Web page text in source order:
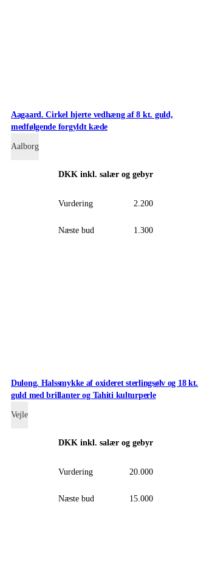
Aagaard. Cirkel hjerte vedhæng af 8 kt. guld,
medfølgende forgyldt kæde
Aalborg
DKK inkl. salær og gebyr
Vurdering 2.200
Næste bud 1.300
Dulong. Halssmykke af oxideret sterlingsølv og 18 kt.
guld med brillanter og Tahiti kulturperle
Vejle
DKK inkl. salær og gebyr
Vurdering 20.000
Næste bud 15.000